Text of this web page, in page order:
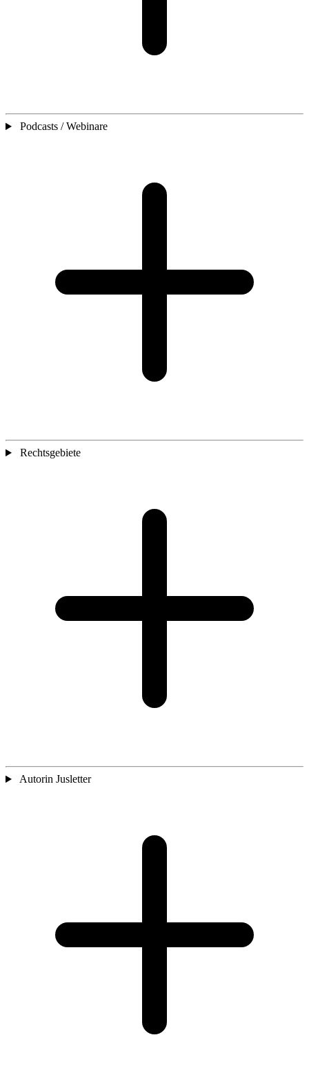
Podcasts / Webinare
Rechtsgebiete
Autorin Jusletter